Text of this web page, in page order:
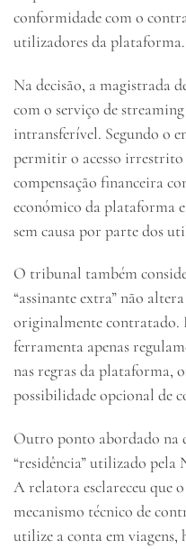
conformidade com o
utilizadores da plataforma.
Na decisão, a magistrada
com o serviço de
intransferível. Segundo o
permitir o acesso irrestrito
compensação financeira
económico da plataforma
sem causa por parte dos
O tribunal também
“assinante extra” não
originalmente contratado.
ferramenta apenas
nas regras da plataforma,
possibilidade opcional de
Outro ponto abordado na
“residência” utilizado pela
A relatora esclareceu que
mecanismo técnico de
utilize a conta em